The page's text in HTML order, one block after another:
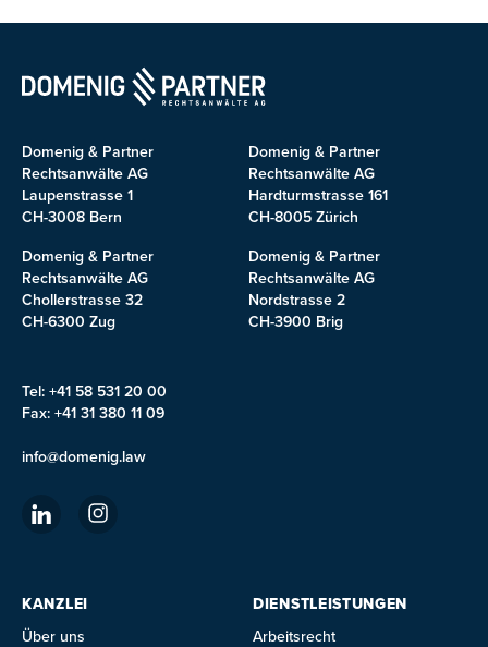
Domenig & Partner
Rechtsanwälte AG
Laupenstrasse 1
CH-3008 Bern
Domenig & Partner
Rechtsanwälte AG
Hardturmstrasse 161
CH-8005 Zürich
Domenig & Partner
Rechtsanwälte AG
Chollerstrasse 32
CH-6300 Zug
Domenig & Partner
Rechtsanwälte AG
Nordstrasse 2
CH-3900 Brig
Tel: +41 58 531 20 00
Fax: +41 31 380 11 09
info@domenig.law
KANZLEI
Über uns
DIENSTLEISTUNGEN
Arbeitsrecht